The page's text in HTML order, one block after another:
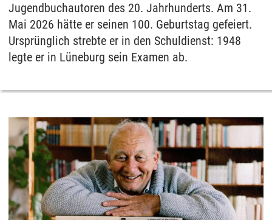
Jugendbuchautoren des 20. Jahrhunderts. Am 31.
Mai 2026 hätte er seinen 100. Geburtstag gefeiert.
Ursprünglich strebte er in den Schuldienst: 1948
legte er in Lüneburg sein Examen ab.